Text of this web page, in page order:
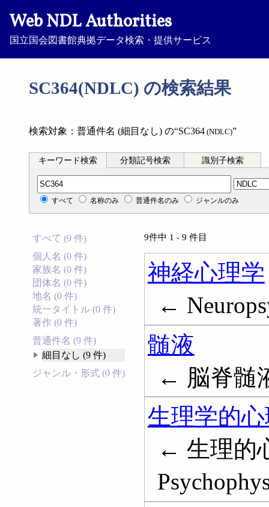
Web NDL Authorities
国立国会図書館典拠データ検索・提供サービス
SC364(NDLC) の検索結果
検索対象：普通件名 (細目なし) の“SC364 (NDLC)”
キーワード検索 分類記号検索 識別子検索
分類記号検索
すべて 名称のみ 普通件名のみ ジャンルのみ
すべて (9 件)
個人名 (0 件)
家族名 (0 件)
団体名 (0 件)
地名 (0 件)
統一タイトル (0 件)
著作 (0 件)
普通件名 (9 件)
細目なし (9 件)
ジャンル・形式 (0 件)
9件中 1 - 9 件目
神経心理学
←
髄液
← 脳脊髄
生理学的
← 生理的